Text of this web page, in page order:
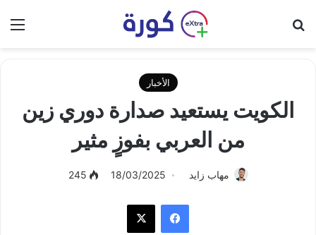
الأخبار
الكويت يستعيد صدارة دوري زين
من العربي بفوزٍ مثير
مهاب زايد 18/03/2025
245
فيسبوك